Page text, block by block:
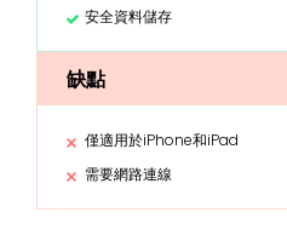
安全資料儲存
缺點
僅適用於iPhone和iPad
需要網路連線